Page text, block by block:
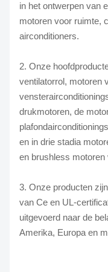
in het ontwerpen van
motoren voor ruimte,
airconditioners.
2. Onze
ventilatorrol, motoren
drukmotoren, de
en in drie stadia
en brushless motoren
3. Onze producten
van Ce en UL-
uitgevoerd naar de
Amerika, Europa en